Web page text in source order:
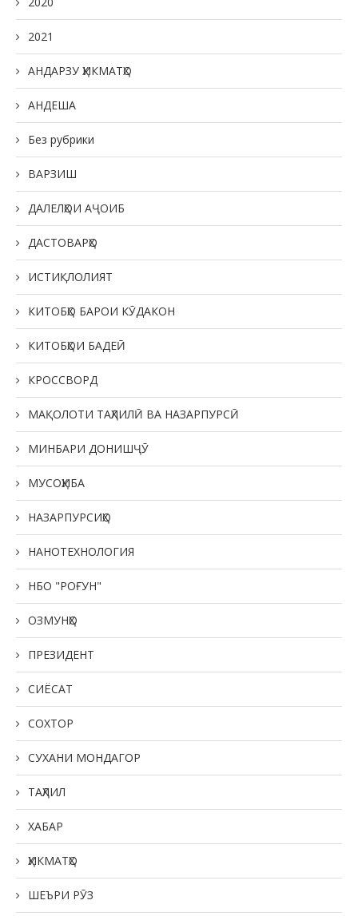
2021
АНДАРЗУ ҲИКМАТҲО
АНДЕША
Без рубрики
ВАРЗИШ
ДАЛЕЛҲОИ АҶОИБ
ДАСТОВАРҲО
ИСТИҚЛОЛИЯТ
КИТОБҲО БАРОИ КӮДАКОН
КИТОБҲОИ БАДЕӢ
КРОССВОРД
МАҚОЛОТИ ТАҲЛИЛӢ ВА НАЗАРПУРСӢ
МИНБАРИ ДОНИШҶӮ
МУСОҲИБА
НАЗАРПУРСИҲО
НАНОТЕХНОЛОГИЯ
НБО "РОҒУН"
ОЗМУНҲО
ПРЕЗИДЕНТ
СИЁСАТ
СОХТОР
СУХАНИ МОНДАГОР
ТАҲЛИЛ
ХАБАР
ҲИКМАТҲО
ШЕЪРИ РӮЗ